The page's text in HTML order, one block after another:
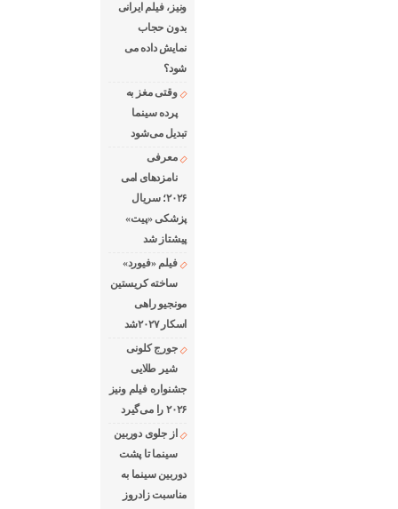
ونیز، فیلم ایرانی
بدون حجاب
نمایش داده می
شود؟
وقتی مغز به
پرده سینما
تبدیل می‌شود
معرفی
نامزدهای امی
۲۰۲۶؛ سریال
پزشکی «پیت»
پیشتاز شد
فیلم «فیورد»
ساخته کریستین
مونجیو راهی
اسکار ۲۰۲۷شد
جورج کلونی
شیر طلایی
جشنواره فیلم ونیز
۲۰۲۶ را می‌گیرد
از جلوی دوربین
سینما تا پشت
دوربین سینما به
مناسبت زادروز